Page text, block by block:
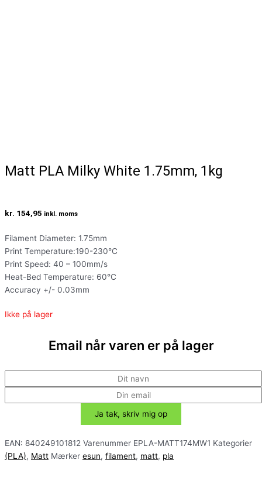
Matt PLA Milky White 1.75mm, 1kg
kr. 154,95 inkl. moms
Filament Diameter: 1.75mm
Print Temperature:190-230°C
Print Speed: 40 – 100mm/s
Heat-Bed Temperature: 60°C
Accuracy +/- 0.03mm
Ikke på lager
Email når varen er på lager
EAN: 840249101812 Varenummer EPLA-MATT174MW1 Kategorier
(PLA), Matt Mærker esun, filament, matt, pla